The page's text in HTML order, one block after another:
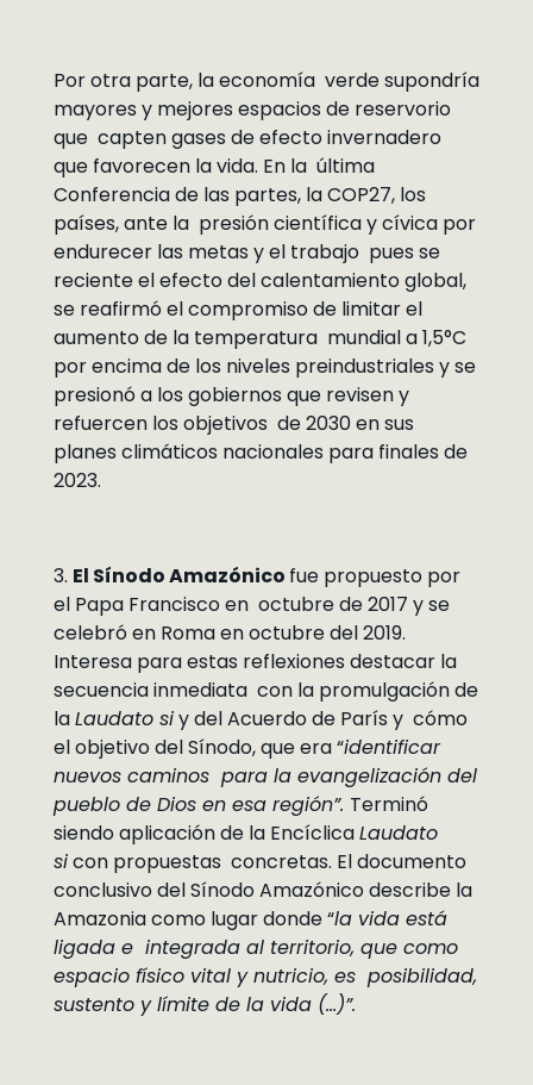
Por otra parte, la economía verde supondría
mayores y mejores espacios de reservorio
que capten gases de efecto invernadero
que favorecen la vida. En la última
Conferencia de las partes, la COP27, los
países, ante la presión científica y cívica por
endurecer las metas y el trabajo pues se
reciente el efecto del calentamiento global,
se reafirmó el compromiso de limitar el
aumento de la temperatura mundial a 1,5°C
por encima de los niveles preindustriales y se
presionó a los gobiernos que revisen y
refuercen los objetivos de 2030 en sus
planes climáticos nacionales para finales de
2023.
3. El Sínodo Amazónico fue propuesto por
el Papa Francisco en octubre de 2017 y se
celebró en Roma en octubre del 2019.
Interesa para estas reflexiones destacar la
secuencia inmediata con la promulgación de
laLaudato siy del Acuerdo de París y cómo
el objetivo del Sínodo, que era “identificar
nuevos caminos para la evangelización del
pueblo de Dios en esa región”. Terminó
siendo aplicación de la EncíclicaLaudato
sicon propuestas concretas. El documento
conclusivo del Sínodo Amazónico describe la
Amazonia como lugar donde “la vida está
ligada e integrada al territorio, que como
espacio físico vital y nutricio, es posibilidad,
sustento y límite de la vida (…)”.